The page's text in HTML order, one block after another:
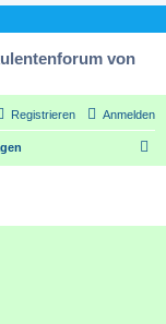
von
Anmelden
Registrieren
h